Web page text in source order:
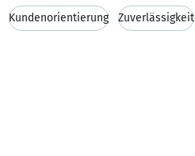
Kundenorientierung Zuverlässigkeit